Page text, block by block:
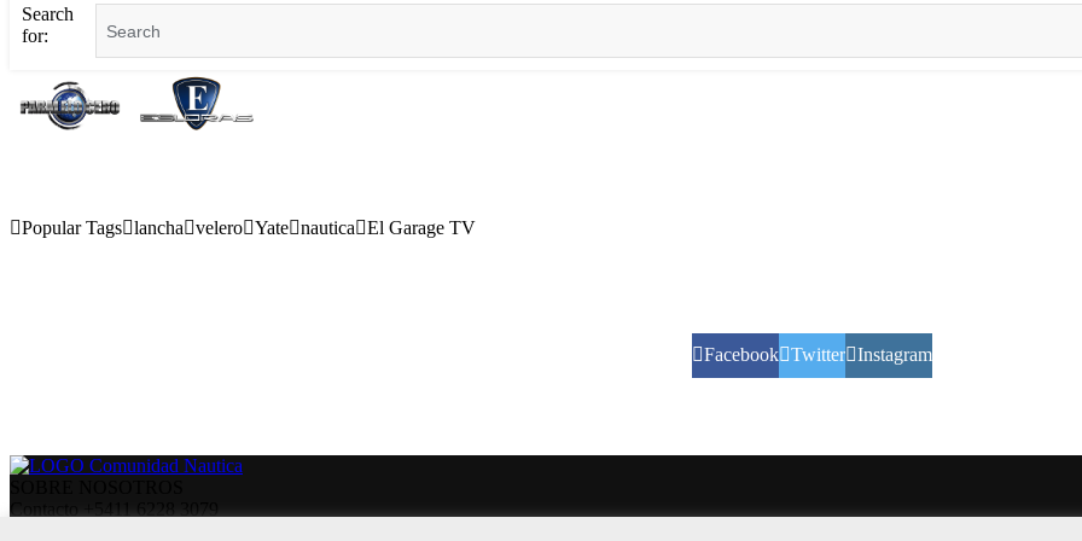
Search
for:
Popular Tags lancha velero Yate nautica El Garage TV
Facebook Twitter Instagram
Contacto +5411 6228 3079